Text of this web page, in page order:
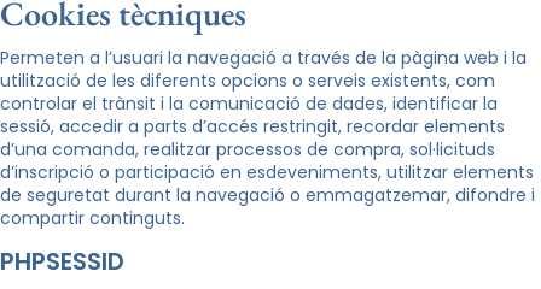
Cookies tècniques
Permeten a l’usuari la navegació a través de la pàgina web i la
utilització de les diferents opcions o serveis existents, com
controlar el trànsit i la comunicació de dades, identificar la
sessió, accedir a parts d’accés restringit, recordar elements
d’una comanda, realitzar processos de compra, sol·licituds
d’inscripció o participació en esdeveniments, utilitzar elements
de seguretat durant la navegació o emmagatzemar, difondre i
compartir continguts.
PHPSESSID